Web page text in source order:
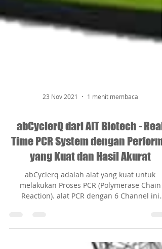
23 Nov 2021 1 menit membaca
abCyclerQ dari AIT Biotech - Real
Time PCR System dengan Performa
yang Kuat dan Hasil Akurat
abCyclerq adalah alat yang kuat untuk